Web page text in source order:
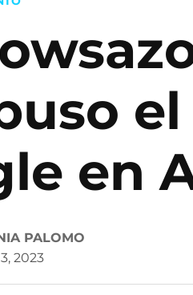
en
PALOMO
2023